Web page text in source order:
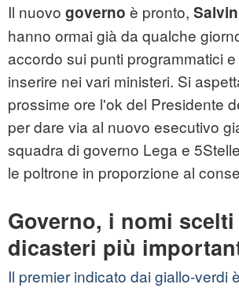
Il nuovo governo è pronto,
hanno ormai già da qualche
accordo sui punti programmatici
inserire nei vari ministeri. Si
prossime ore l'ok del Presidente
per dare via al nuovo esecutivo
squadra di governo Lega e
le poltrone in proporzione al
Governo, i nomi
dicasteri più
Il premier indicato dai giallo-verdi è